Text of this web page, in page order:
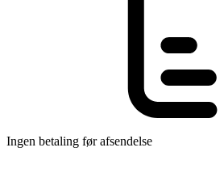
Ingen betaling før afsendelse